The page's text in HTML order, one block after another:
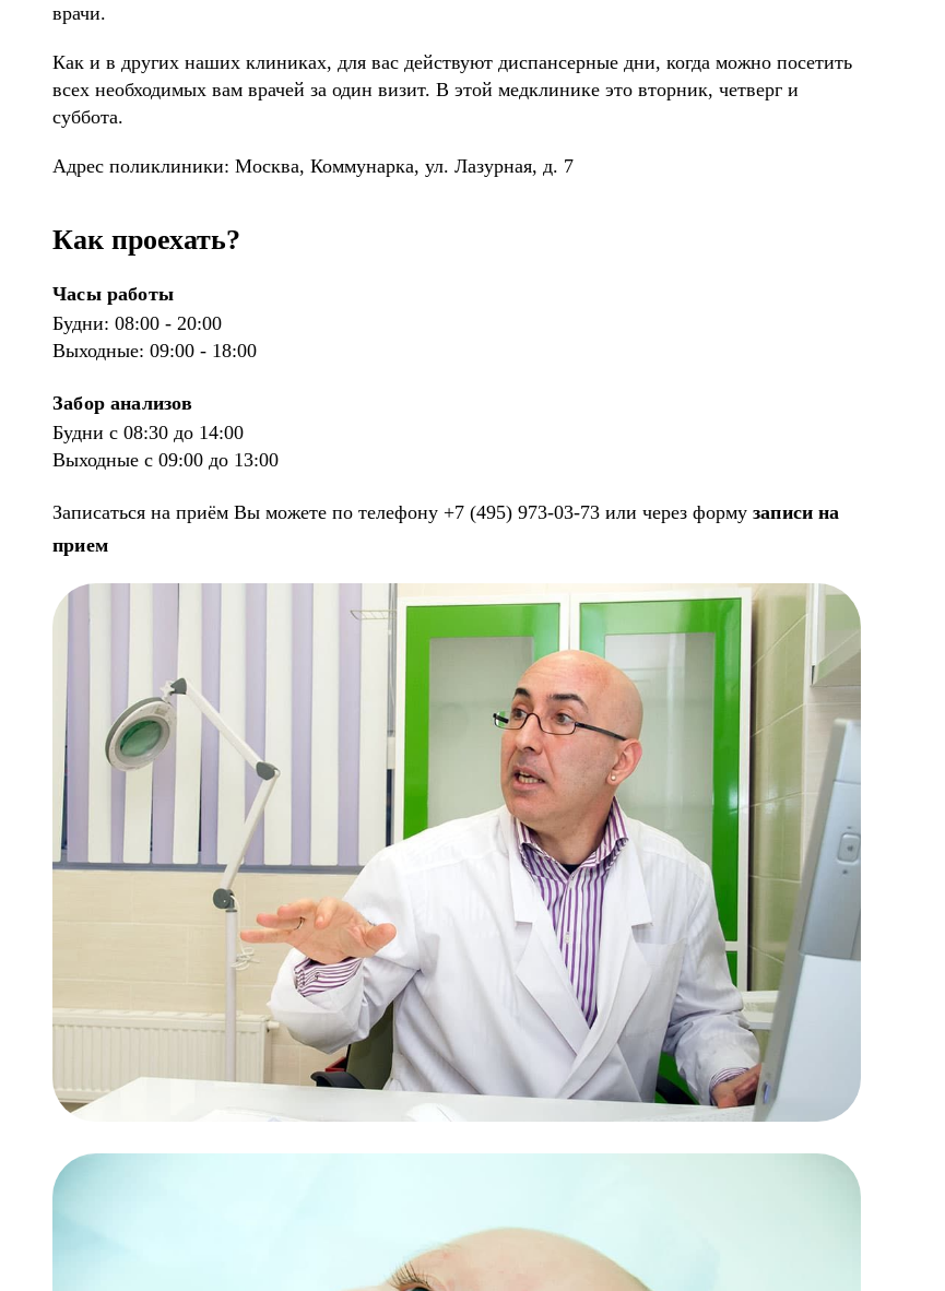
врачи.
Как и в других наших клиниках, для вас действуют диспансерные дни, когда можно посетить
всех необходимых вам врачей за один визит. В этой медклинике это вторник, четверг и
суббота.
Адрес поликлиники: Москва, Коммунарка, ул. Лазурная, д. 7
Как проехать?
Часы работы
Будни: 08:00 - 20:00
Выходные: 09:00 - 18:00
Забор анализов
Будни с 08:30 до 14:00
Выходные с 09:00 до 13:00
Записаться на приём Вы можете по телефону +7 (495) 973-03-73 или через форму записи на
прием